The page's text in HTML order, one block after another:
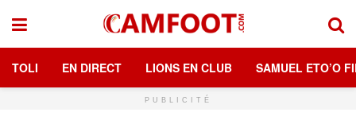
TOLI EN DIRECT LIONS EN CLUB SAMUEL ETO’O
PUBLICITÉ